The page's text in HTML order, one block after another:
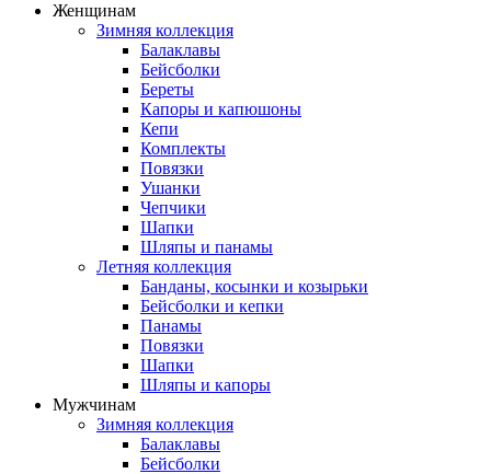
Женщинам
Зимняя коллекция
Балаклавы
Бейсболки
Береты
Капоры и капюшоны
Кепи
Комплекты
Повязки
Ушанки
Чепчики
Шапки
Шляпы и панамы
Летняя коллекция
Банданы, косынки и козырьки
Бейсболки и кепки
Панамы
Повязки
Шапки
Шляпы и капоры
Мужчинам
Зимняя коллекция
Балаклавы
Бейсболки